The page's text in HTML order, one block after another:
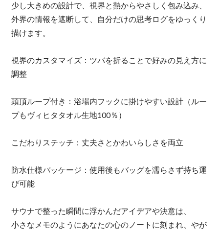
少し大きめの設計で、視界と熱からやさしく包み込み、
外界の情報を遮断して、自分だけの思考ログをゆっくり
描けます。
視界のカスタマイズ：ツバを折ることで好みの見え方に
調整
頭頂ループ付き：浴場内フックに掛けやすい設計（ルー
プもヴィヒタタオル生地100％）
こだわりステッチ：丈夫さとかわいらしさを両立
防水仕様パッケージ：使用後もバッグを濡らさず持ち運
び可能
サウナで整った瞬間に浮かんだアイデアや決意は、
小さなメモのようにあなたの心のノートに刻まれ、やが